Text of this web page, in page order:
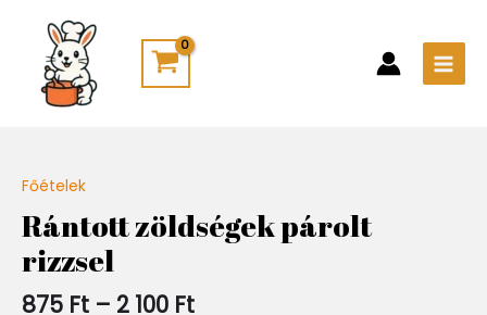
content
Főételek
Rántott zöldségek párolt
rizzsel
875 Ft – 2 100 Ft
875 Ft
-